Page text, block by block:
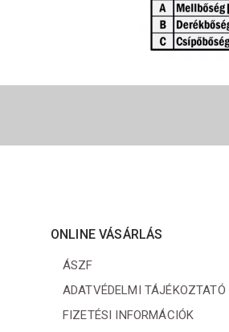
ONLINE VÁSÁRLÁS
ÁSZF
ADATVÉDELMI TÁJÉKOZTATÓ
FIZETÉSI INFORMÁCIÓK